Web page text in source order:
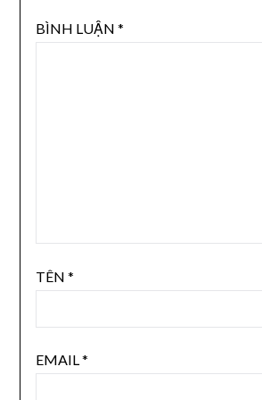
BÌNH LUẬN *
TÊN *
EMAIL*